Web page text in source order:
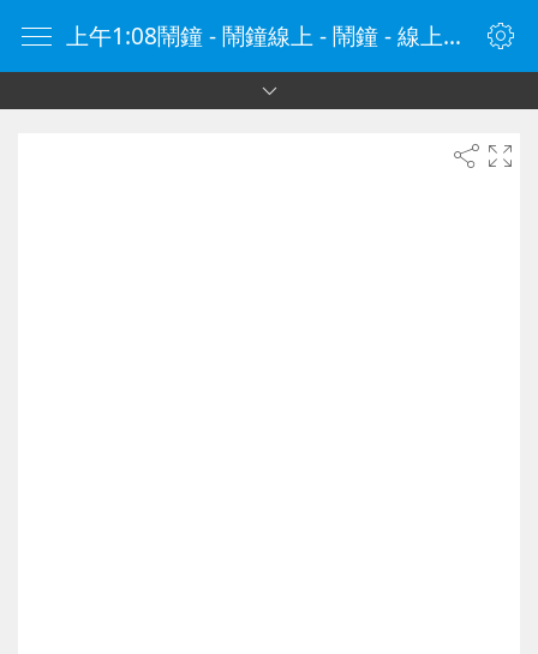
上午1:08鬧鐘 - 鬧鐘線上 - 鬧鐘 - 線上鬧鐘 - 在線鬧鐘 - 鬧鐘在線 - naozhong.tw